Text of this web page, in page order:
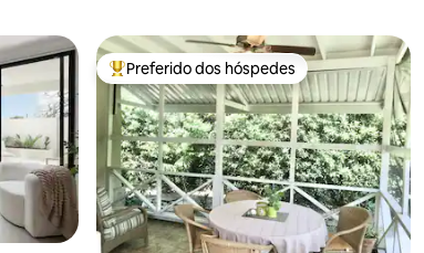
Entre os melhores preferidos dos hóspedes
Preferido dos hóspedes